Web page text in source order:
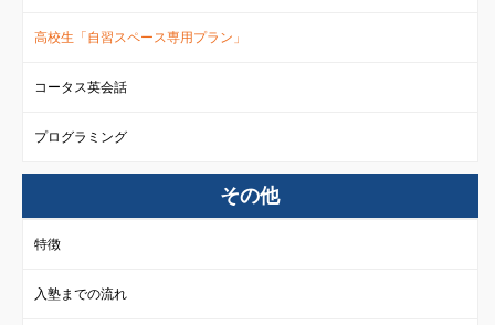
高校生「自習スペース専用プラン」
コータス英会話
プログラミング
その他
特徴
入塾までの流れ